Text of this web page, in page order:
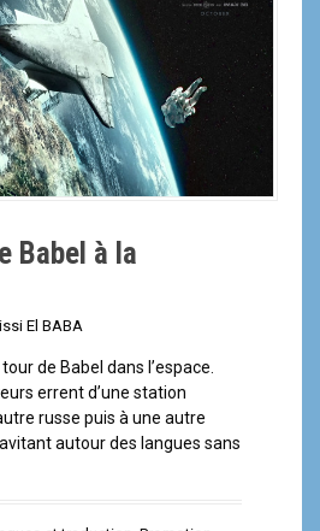
Babel à la
El BABA
de Babel dans l’espace.
errent d’une station
russe puis à une autre
autour des langues sans